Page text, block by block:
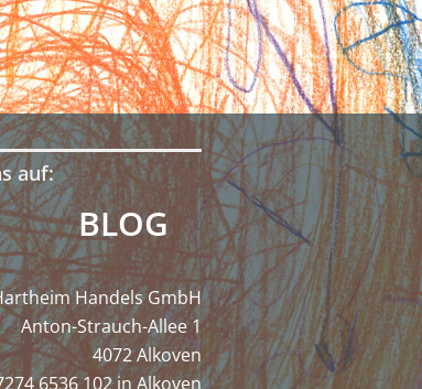
auf:
BLOG
Handels GmbH
Anton-Strauch-Allee 1
4072 Alkoven
6536 102 in Alkoven